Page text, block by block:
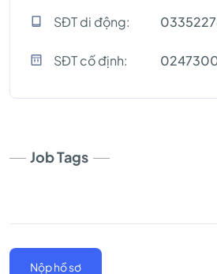
SĐT di động:
SĐT cố định:
Job Tags
Nộp hồ sơ